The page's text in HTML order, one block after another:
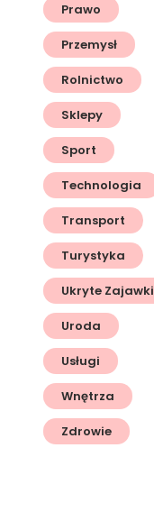
Prawo
Przemysł
Rolnictwo
Sklepy
Sport
Technologia
Transport
Turystyka
Ukryte Zajawki
Uroda
Usługi
Wnętrza
Zdrowie